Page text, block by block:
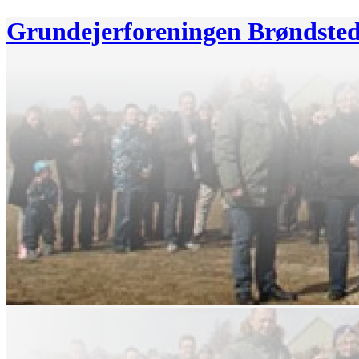
Grundejerforeningen